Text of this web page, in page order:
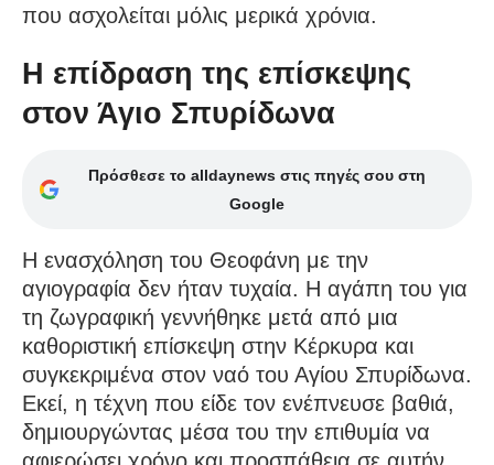
που ασχολείται μόλις μερικά χρόνια.
Η επίδραση της επίσκεψης
στον Άγιο Σπυρίδωνα
Πρόσθεσε το alldaynews στις πηγές σου στη
Google
Η ενασχόληση του Θεοφάνη με την
αγιογραφία δεν ήταν τυχαία. Η αγάπη του για
τη ζωγραφική γεννήθηκε μετά από μια
καθοριστική επίσκεψη στην Κέρκυρα και
συγκεκριμένα στον ναό του Αγίου Σπυρίδωνα.
Εκεί, η τέχνη που είδε τον ενέπνευσε βαθιά,
δημιουργώντας μέσα του την επιθυμία να